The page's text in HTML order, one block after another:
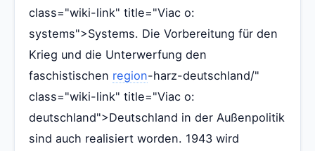
class="wiki-link" title="Viac o:
systems">Systems. Die Vorbereitung für den
Krieg und die Unterwerfung den
faschistischen region-harz-deutschland/"
class="wiki-link" title="Viac o:
deutschland">Deutschland in der Außenpolitik
sind auch realisiert worden. 1943 wird